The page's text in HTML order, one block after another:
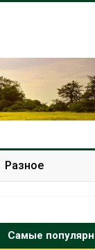
Разное
Самые